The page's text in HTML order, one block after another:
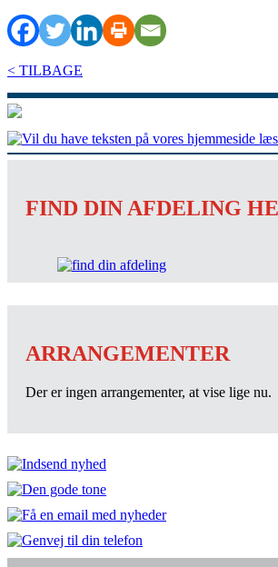
< TILBAGE
FIND DIN AFDELING
ARRANGEMENTER
Der er ingen arrangementer, at vise lige nu.